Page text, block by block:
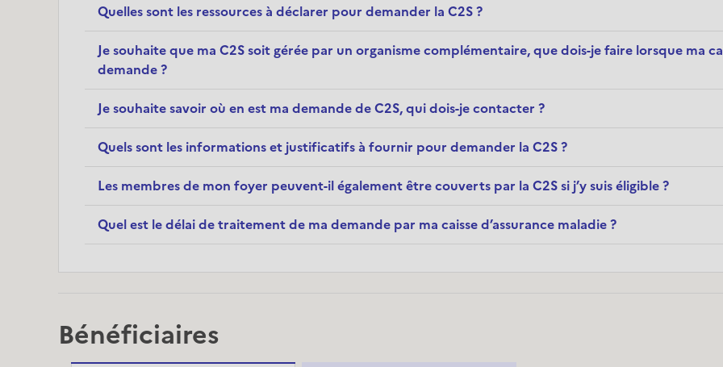
Quelles sont les ressources à déclarer pour demander la C2S ?
Je souhaite que ma C2S soit gérée par un organisme complémentaire, que dois-je faire lorsque ma
demande ?
Je souhaite savoir où en est ma demande de C2S, qui dois-je contacter ?
Quels sont les informations et justificatifs à fournir pour demander la C2S ?
Les membres de mon foyer peuvent-il également être couverts par la C2S si j’y suis éligible ?
Quel est le délai de traitement de ma demande par ma caisse d’assurance maladie ?
Bénéficiaires